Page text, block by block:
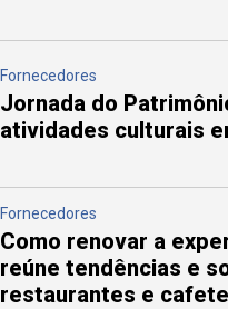
Fornecedores
Jornada do
atividades culturais
Fornecedores
Como renovar a
reúne tendências e
restaurantes e